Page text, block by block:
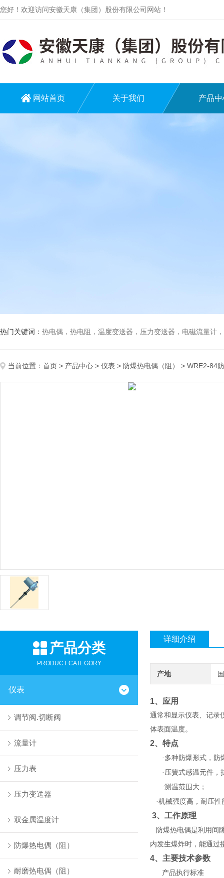
您好！欢迎访问安徽天康（集团）股份有限公司网站！
网站首页 关于我们 产品中
热门关键词： 热电偶，热电阻，温度变送器，压力变送器，电磁流量计，
当前位置： 首页 > 产品中心 > 仪表 > 防爆热电偶（阻） > WRE2-84
产品分类
PRODUCT CATEGORY
仪表
调节阀.切断阀
流量计
压力表
压力变送器
双金属温度计
防爆热电偶（阻）
耐磨热电偶（阻）
详细介绍
产地
1、应用
通常和显示仪表、记录
体表面温度。
2、特点
·多种防爆形式，防
·压簧式感温元件，
·测温范围大；
·机械强度高，耐压性
3、工作原理
防爆热电偶是利用间
内发生爆炸时，能通过
4、主要技术参数
产品执行标准